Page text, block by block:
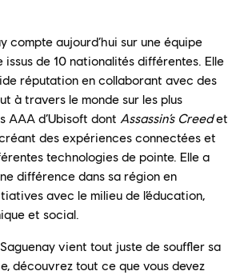
compte aujourd’hui sur une équipe
issus de 10 nationalités différentes. Elle
réputation en collaborant avec des
à travers le monde sur les plus
AAA d’Ubisoft dont Assassin’s Creedet
des expériences connectées et
technologies de pointe. Elle a
différence dans sa région en
avec le milieu de l’éducation,
et social.
vient tout juste de souffler sa
découvrez tout ce que vous devez